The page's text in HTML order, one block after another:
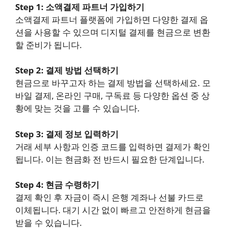
Step 1: 소액결제 파트너 가입하기
소액결제 파트너 플랫폼에 가입하면 다양한 결제 옵
션을 사용할 수 있으며 디지털 결제를 현금으로 변환
할 준비가 됩니다.
Step 2: 결제 방법 선택하기
현금으로 바꾸고자 하는 결제 방법을 선택하세요. 모
바일 결제, 온라인 구매, 구독료 등 다양한 옵션 중 상
황에 맞는 것을 고를 수 있습니다.
Step 3: 결제 정보 입력하기
거래 세부 사항과 인증 코드를 입력하면 결제가 확인
됩니다. 이는 현금화 전 반드시 필요한 단계입니다.
Step 4: 현금 수령하기
결제 확인 후 자금이 즉시 은행 계좌나 선불 카드로
이체됩니다. 대기 시간 없이 빠르고 안전하게 현금을
받을 수 있습니다.